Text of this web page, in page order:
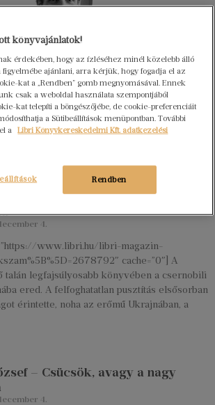
nyomát a könyvön?
gondosan végighúzom az ujjam a könyv
oldalt nincs szükség könyvjelzőre. Csak
szépirodalmi művekbe inkább cetliket rakok.
és kortárs orosz művet eredetiben olvastam.
4.
www.libri.hu/libri-magazin-
cache=”0″] A
talán legfajsúlyosabb könyvében a csernobili
ered. A felfoghatatlan pusztítás elsősorban
érintette, noha az erőmű Ukrajnában, a
– Csücsök, avagy a nagy
4.
könyvajánlatok!
érdekében, hogy az ízléséhez minél közelebb álló
ajánlani, arra kérjük, hogy fogadja el az
kat a „Rendben” gomb megnyomásával. Ennek
csak a weboldal használata szempontjából
kat telepíti a böngészőjébe, de cookie-preferenciáit
a Sütibeállítások menüpontban. További
a
Libri Könyvkereskedelmi Kft. adatkezelési
Rendben